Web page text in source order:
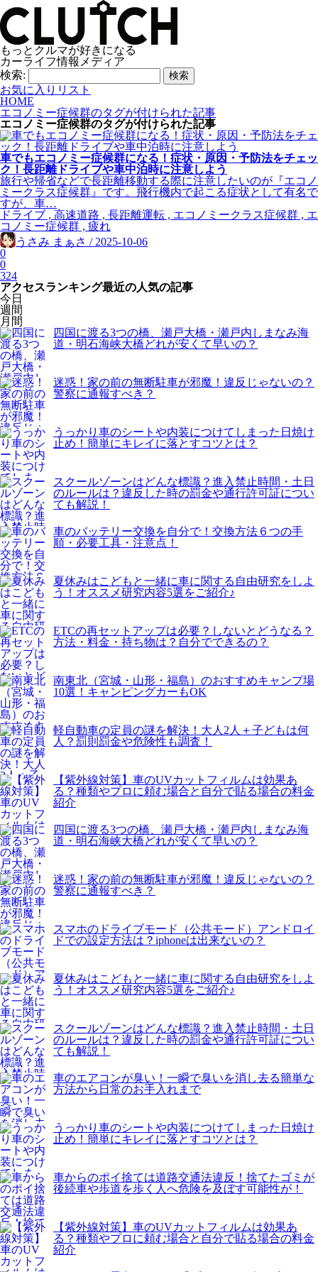
もっとクルマが好きになる
カーライフ情報メディア
検索:
お気に入りリスト
HOME
エコノミー症候群のタグが付けられた記事
エコノミー症候群のタグが付けられた記事
車でもエコノミー症候群になる！症状・原因・予防法をチェッ
ク！長距離ドライブや車中泊時に注意しよう
旅行や帰省などで長距離移動する際に注意したいのが『エコノ
ミークラス症候群』です。飛行機内で起こる症状として有名で
すが、車…
ドライブ , 高速道路 , 長距離運転 , エコノミークラス症候群 , エ
コノミー症候群 , 疲れ
うさみ まぁさ / 2025-10-06
0
0
324
アクセスランキング最近の人気の記事
今日
週間
月間
四国に渡る3つの橋、瀬戸大橋・瀬戸内しまなみ海
道・明石海峡大橋どれが安くて早いの？
迷惑！家の前の無断駐車が邪魔！違反じゃないの？
警察に通報すべき？
うっかり車のシートや内装につけてしまった日焼け
止め！簡単にキレイに落とすコツとは？
スクールゾーンはどんな標識？進入禁止時間・土日
のルールは？違反した時の罰金や通行許可証につい
ても解説！
車のバッテリー交換を自分で！交換方法６つの手
順・必要工具・注意点！
夏休みはこどもと一緒に車に関する自由研究をしよ
う！オススメ研究内容5選をご紹介♪
ETCの再セットアップは必要？しないとどうなる？
方法・料金・持ち物は？自分でできるの？
南東北（宮城・山形・福島）のおすすめキャンプ場
10選！キャンピングカーもOK
軽自動車の定員の謎を解決！大人2人＋子どもは何
人？罰則罰金や危険性も調査！
【紫外線対策】車のUVカットフィルムは効果あ
る？種類やプロに頼む場合と自分で貼る場合の料金
紹介
四国に渡る3つの橋、瀬戸大橋・瀬戸内しまなみ海
道・明石海峡大橋どれが安くて早いの？
迷惑！家の前の無断駐車が邪魔！違反じゃないの？
警察に通報すべき？
スマホのドライブモード（公共モード）アンドロイ
ドでの設定方法は？iphoneは出来ないの？
夏休みはこどもと一緒に車に関する自由研究をしよ
う！オススメ研究内容5選をご紹介♪
スクールゾーンはどんな標識？進入禁止時間・土日
のルールは？違反した時の罰金や通行許可証につい
ても解説！
車のエアコンが臭い！一瞬で臭いを消し去る簡単な
方法から日常のお手入れまで
うっかり車のシートや内装につけてしまった日焼け
止め！簡単にキレイに落とすコツとは？
車からのポイ捨ては道路交通法違反！捨てたゴミが
後続車や歩道を歩く人へ危険を及ぼす可能性が！
【紫外線対策】車のUVカットフィルムは効果あ
る？種類やプロに頼む場合と自分で貼る場合の料金
紹介